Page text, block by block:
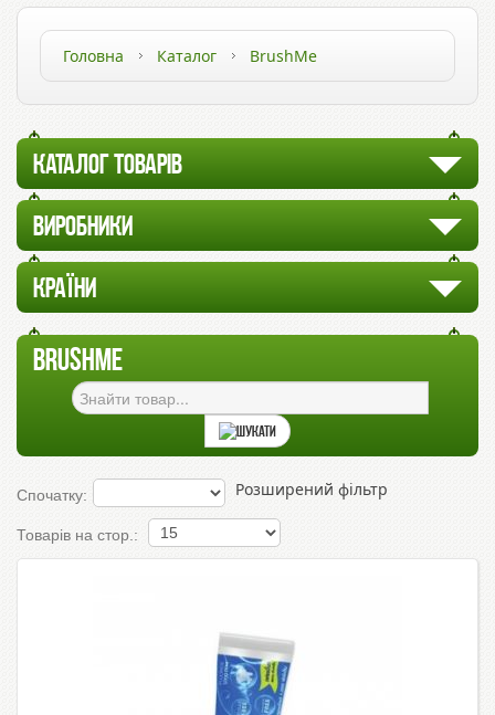
Головна Каталог BrushMe
КАТАЛОГ ТОВАРІВ
ВИРОБНИКИ
КРАЇНИ
BRUSHME
Спочатку: Розширений фільтр
Товарів на стор.: